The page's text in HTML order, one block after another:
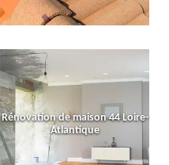
Rénovation de maison 44 Loire-
Atlantique